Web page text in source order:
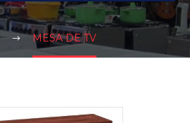
MESA DE TV